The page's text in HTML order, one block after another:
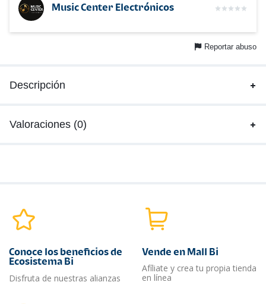
Music Center Electrónicos
Reportar abuso
Descripción
Valoraciones (0)
Conoce los beneficios de
Ecosistema Bi
Disfruta de nuestras alianzas
Vende en Mall Bi
Afíliate y crea tu propia tienda
en línea